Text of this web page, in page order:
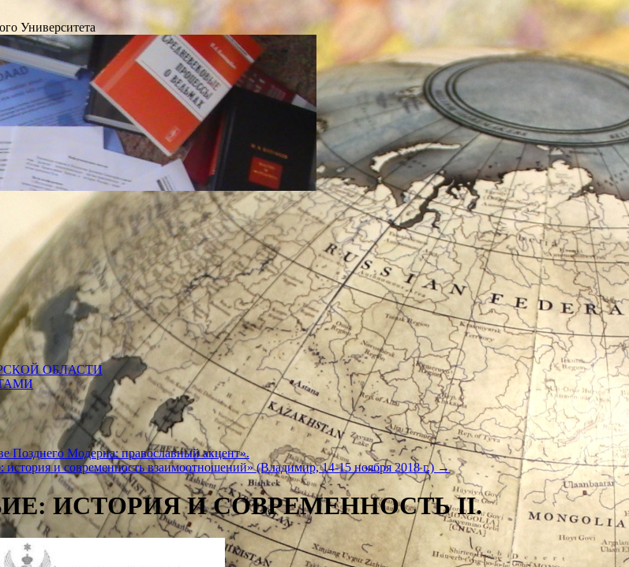
Университета
ОБЛАСТИ
Позднего Модерна: православный акцент».
и современность взаимоотношений» (Владимир, 14-15 ноября 2018 г.) →
ИСТОРИЯ И СОВРЕМЕННОСТЬ II.